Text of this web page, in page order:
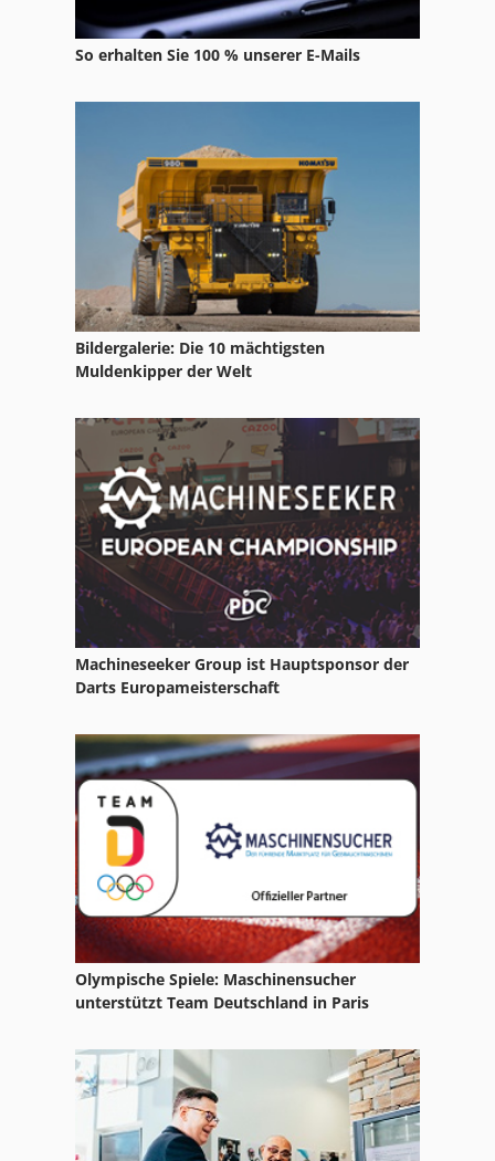
Man Roland R 702 3B
Roland 800 Druckmaschine
Roland Favorit
Roland Lef 20
Roland Practica 00
Roland Praktika 00
Roland Rs 640
Rollenbahn Angetrieben
Röders Rfm 600
So erhalten Sie 100 % unserer E-Mails
Bildergalerie: Die 10 mächtigsten
Muldenkipper der Welt
Machineseeker Group ist Hauptsponsor der
Darts Europameisterschaft
Olympische Spiele: Maschinensucher
unterstützt Team Deutschland in Paris